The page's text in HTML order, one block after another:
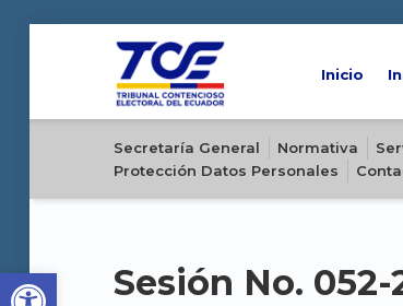
Open toolbar
Inicio
Secretaría General Normativa
Protección Datos Personales
Sesión No. 052-